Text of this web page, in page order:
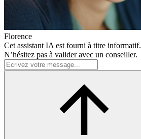
Florence
Cet assistant IA est fourni à titre informatif.
N’hésitez pas à valider avec un conseiller.